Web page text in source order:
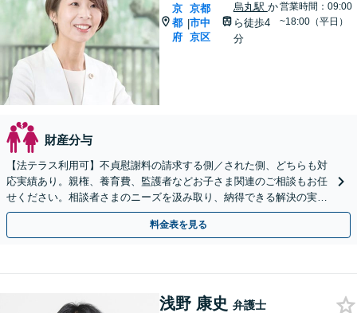
京
都
府
|
京都
市中
京区
烏丸駅 か
ら徒歩4
分
営業時間：09:00
~18:00（平日）
財産分与
【法テラス利用可】不貞慰謝料の請求する側／された側、どちらも対
応実績あり。親権、養育費、監護者などお子さま関連のご相談もお任
せください。相談者さまのニーズを汲み取り、納得できる解決の実現
を目指します【Web面談可】【初回相談無料】
料金表を見る
浅野 康史 弁護士